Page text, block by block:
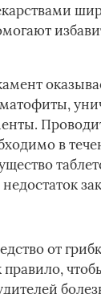
в
от
правило,